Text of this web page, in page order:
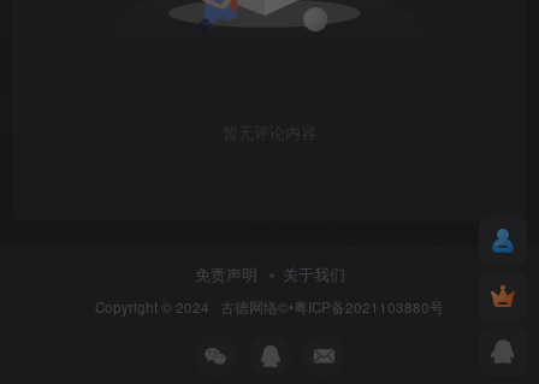
暂无评论内容
免责声明 关于我们
Copyright © 2024 · 古德网络©•粤ICP备2021103880号